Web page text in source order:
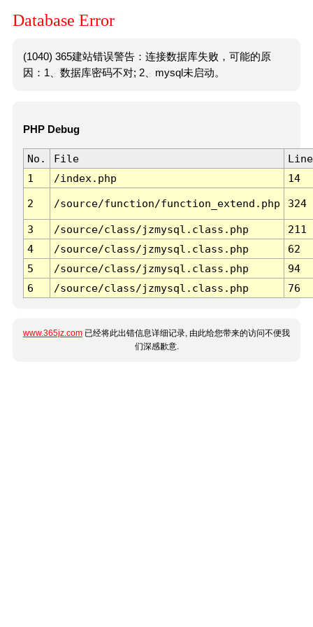
Database Error
(1040) 365建站错误警告：连接数据库失败，可能的原
因：1、数据库密码不对; 2、mysql未启动。
PHP Debug
No. File
Line
1
/index.php 14
2 /source/function/function_extend.php 324
3 /source/class/jzmysql.class.php
211
4
/source/class/jzmysql.class.php
62
5
/source/class/jzmysql.class.php
94
6
/source/class/jzmysql.class.php 76
www.365jz.com 已经将此出错信息详细记录, 由此给您带来的访问不便我
们深感歉意.